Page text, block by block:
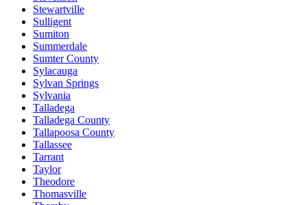
Stewartville
Sulligent
Sumiton
Summerdale
Sumter County
Sylacauga
Sylvan Springs
Sylvania
Talladega
Talladega County
Tallapoosa County
Tallassee
Tarrant
Taylor
Theodore
Thomasville